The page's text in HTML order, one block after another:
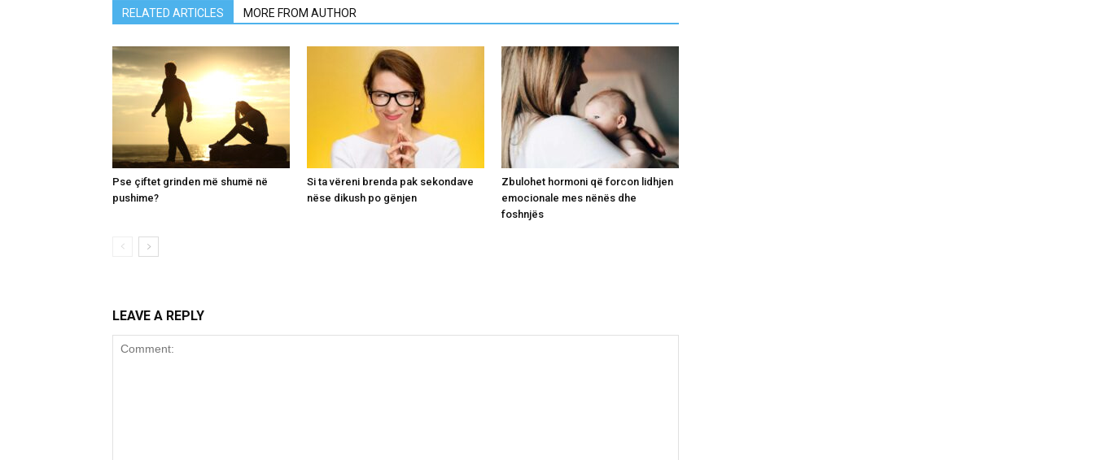
RELATED ARTICLES MORE FROM AUTHOR
Pse çiftet grinden më shumë në
pushime?
Si ta vëreni brenda pak sekondave
nëse dikush po gënjen
Zbulohet hormoni që forcon lidhjen
emocionale mes nënës dhe
foshnjës
LEAVE A REPLY